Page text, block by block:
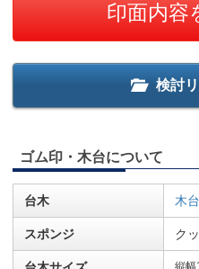
印面内容
検討
ゴム印・木台について
台木 木
スポンジ ク
縦幅